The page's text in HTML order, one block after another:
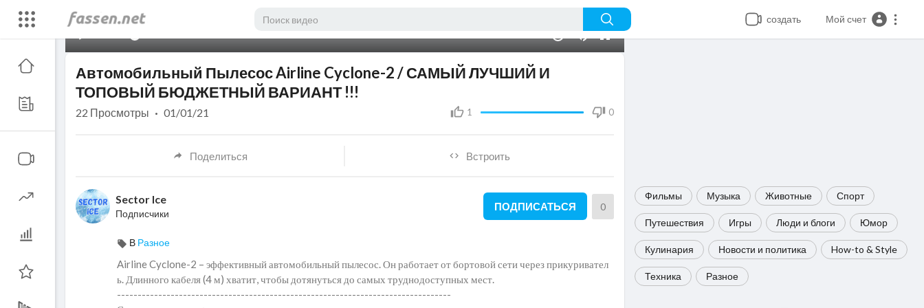
создать Мой счет
Фильмы Музыка Животные Спорт
Путешествия Игры Люди и блоги Юмор
Кулинария Новости и политика How-to & Style
Техника Разное
Автомобильный Пылесос Airline Cyclone-2 / САМЫЙ ЛУЧШИЙ И
ТОПОВЫЙ БЮДЖЕТНЫЙ ВАРИАНТ !!!
1 0
22 Просмотры · 01/01/21
Поделиться Встроить
Sector Ice
Подписчики
ПОДПИСАТЬСЯ 0
В Разное
Airline Cyclone-2 – эффективный автомобильный пылесос. Он работает от бортовой сети через прикуривател
ь. Длинного кабеля (4 м) хватит, чтобы дотянуться до самых труднодоступных мест.
---------------------------------------------------------------------------------